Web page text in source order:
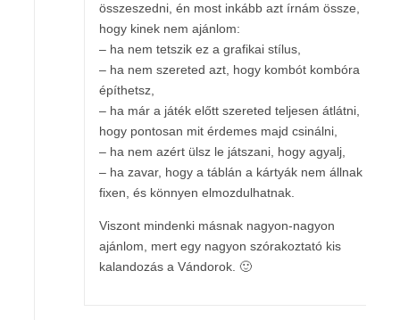
összeszedni, én most inkább azt írnám össze,
hogy kinek nem ajánlom:
– ha nem tetszik ez a grafikai stílus,
– ha nem szereted azt, hogy kombót kombóra
építhetsz,
– ha már a játék előtt szereted teljesen átlátni,
hogy pontosan mit érdemes majd csinálni,
– ha nem azért ülsz le játszani, hogy agyalj,
– ha zavar, hogy a táblán a kártyák nem állnak
fixen, és könnyen elmozdulhatnak.
Viszont mindenki másnak nagyon-nagyon
ajánlom, mert egy nagyon szórakoztató kis
kalandozás a Vándorok. 🙂